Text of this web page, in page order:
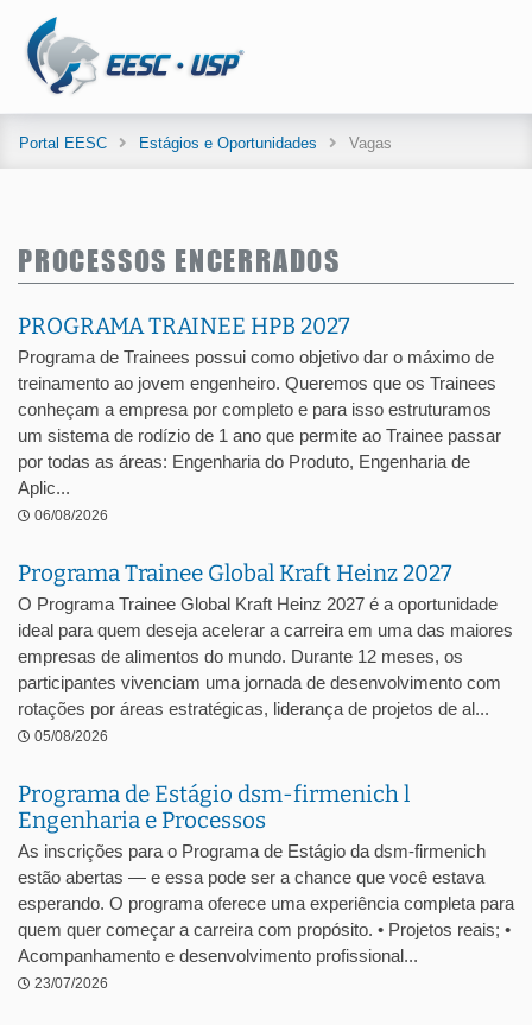
Portal EESC Estágios e Oportunidades Vagas
PROCESSOS ENCERRADOS
PROGRAMA TRAINEE HPB 2027
Programa de Trainees possui como objetivo dar o máximo de
treinamento ao jovem engenheiro. Queremos que os Trainees
conheçam a empresa por completo e para isso estruturamos
um sistema de rodízio de 1 ano que permite ao Trainee passar
por todas as áreas: Engenharia do Produto, Engenharia de
Aplic...
06/08/2026
Programa Trainee Global Kraft Heinz 2027
O Programa Trainee Global Kraft Heinz 2027 é a oportunidade
ideal para quem deseja acelerar a carreira em uma das maiores
empresas de alimentos do mundo. Durante 12 meses, os
participantes vivenciam uma jornada de desenvolvimento com
rotações por áreas estratégicas, liderança de projetos de al...
05/08/2026
Programa de Estágio dsm-firmenich l
Engenharia e Processos
As inscrições para o Programa de Estágio da dsm-firmenich
estão abertas — e essa pode ser a chance que você estava
esperando. O programa oferece uma experiência completa para
quem quer começar a carreira com propósito. • Projetos reais; •
Acompanhamento e desenvolvimento profissional...
23/07/2026